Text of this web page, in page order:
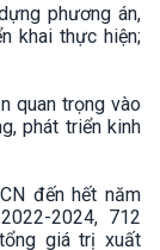
phương án,
khai thực hiện;
quan trọng vào
phát triển kinh
đến hết năm
2024, 712
giá trị xuất